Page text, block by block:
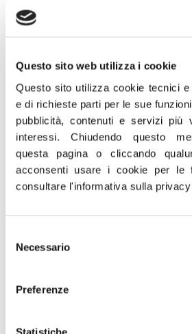
Questo sito web utilizza i cookie
Questo sito utilizza cookie tecnici
e di richieste parti per le sue
pubblicità, contenuti e servizi
interessi.Chiudendo questo
questa pagina o cliccando
acconsenti usare i cookie per le
consultare l'informativa sulla privacy
delNecessario
Preferenze
deriva una grande
papà e mamma con
esercitati da entrambi nella
psicosociale del bambino,
identità e formazione.
Ho voluto presentare
legge in quanto credo
anche la funzione di
dei bambini verso i genitori
appartiene. Per questo
che vengano sempre
promosse iniziative,